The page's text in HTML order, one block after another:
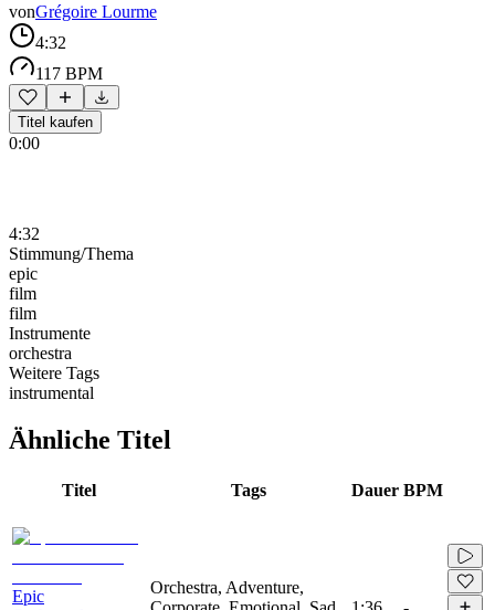
vonGrégoire Lourme
4:32
117 BPM
Titel kaufen
0:00
4:32
Stimmung/Thema
epic
film
film
Instrumente
orchestra
Weitere Tags
instrumental
Ähnliche Titel
Titel Tags Dauer BPM
Epic
Orchestra, Adventure,